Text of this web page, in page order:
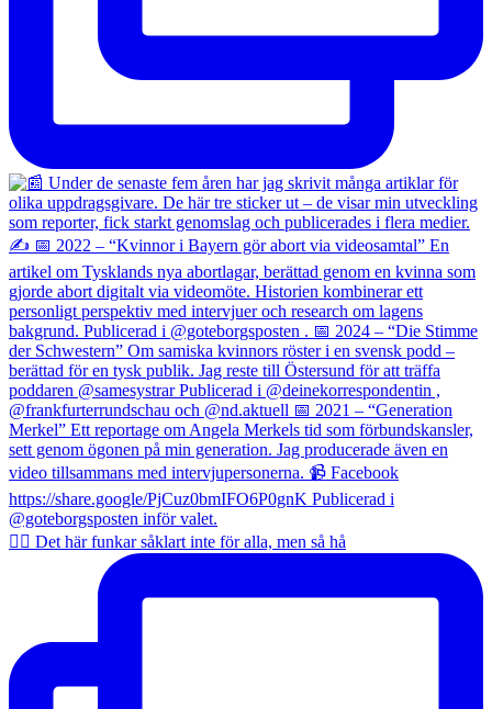
✍🏼 Det här funkar såklart inte för alla, men så hå